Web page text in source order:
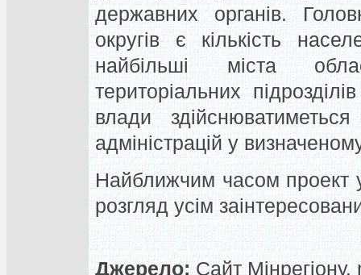
державних органів.
округів є кількість
найбільші міста
територіальних
влади
адміністрацій у
Найближчим часом проект
розгляд усім
Джерело: Сайт